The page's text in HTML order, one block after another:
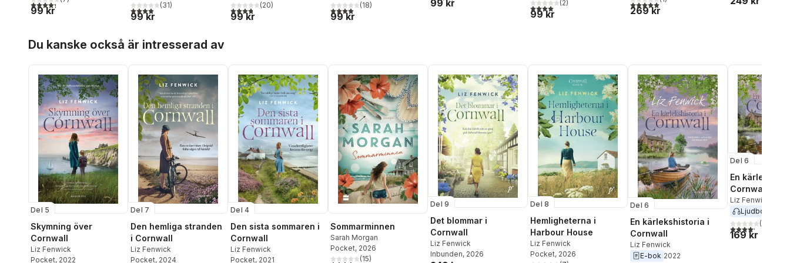
4,3utav 5 stjärnor. Totalt antal röster:
99 kr
3,9utav 5 stjärnor. Totalt antal röster:
(31)
99 kr
3,8utav 5 stjärnor. Totalt antal röster:
(20)
99 kr
3,9utav 5 stjärnor. Totalt antal röster:
(18)
99 kr
99 kr
4,0utav 5 stjärnor. Totalt antal röster:
(2)
99 kr
5,0utav 5 stjärnor. Totalt antal röster:
269 kr
Du kanske också är intresserad av
Del 5
Skymning över
Cornwall
Liz Fenwick
Pocket, 2022
Del 7
Den hemliga stranden
i Cornwall
Liz Fenwick
Pocket, 2024
Del 4
Den sista sommaren i
Cornwall
Liz Fenwick
Pocket, 2021
Sommarminnen
Sarah Morgan
Pocket, 2026
(15)
Del 9
Det blommar i
Cornwall
Liz Fenwick
Inbunden, 2026
Del 8
Hemligheterna i
Harbour House
Liz Fenwick
Pocket, 2026
Del 6
En kärlekshistoria i
Cornwall
Liz Fenwick
E-bok 2022
Del 6
En
Cornwall
Liz Fenwick
Ljudbok
4,2utav 5(
169 kr